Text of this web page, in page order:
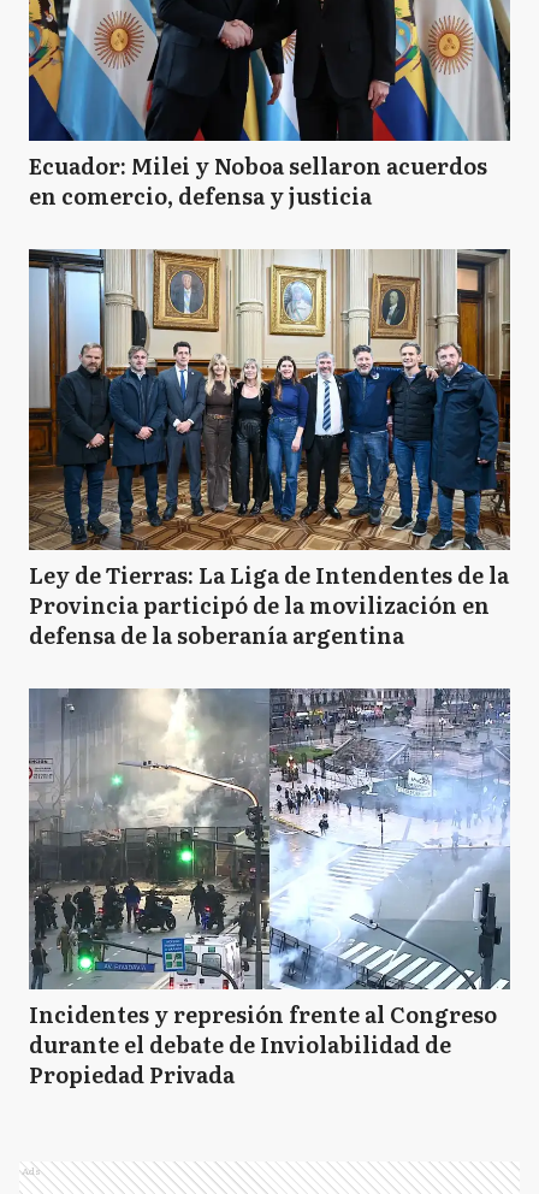
Ecuador: Milei y Noboa sellaron acuerdos
en comercio, defensa y justicia
Ley de Tierras: La Liga de Intendentes de la
Provincia participó de la movilización en
defensa de la soberanía argentina
Incidentes y represión frente al Congreso
durante el debate de Inviolabilidad de
Propiedad Privada
Ads